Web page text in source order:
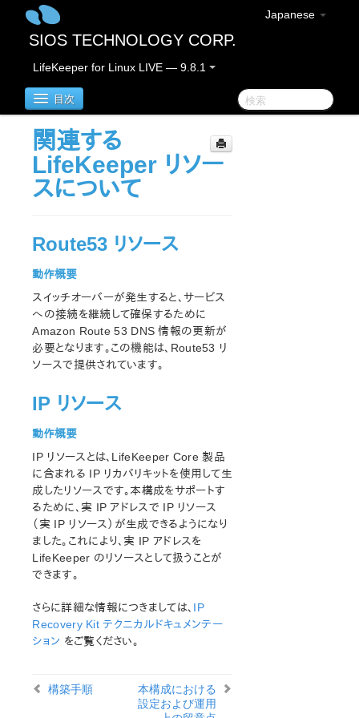
Japanese
SIOS TECHNOLOGY CORP.
LifeKeeper for Linux LIVE — 9.8.1
目次
LifeKeeper for Linux
LifeKeeper for Linux リリースノート
新機能
バグの修正 / Hotfixes
LifeKeeperコンポーネント
システム要件
ストレージとアダプタのオプション
オープンソースパッケージ
テクニカルノート
LifeKeeper for Linux スタートアップガイド
LifeKeeper for Linux インストレーションガイド
LifeKeeper ソフトウェアのパッケージ
LifeKeeper 環境のプランニング
LifeKeeper 環境のセットアップ
LifeKeeperソフトウェアのインストール
LifeKeeper インストールの確認
LifeKeeperのアップデート
LifeKeeper を使用したノードの OS / カーネルのアップデ
LifeKeeper for Linux テクニカルドキュメンテーション
関連する
LifeKeeper リソー
スについて
Route53 リソース
動作概要
スイッチオーバーが発生すると、サービス
への接続を継続して確保するために
Amazon Route 53 DNS 情報の更新が
必要となります。この機能は、Route53 リ
ソースで提供されています。
IP リソース
動作概要
IP リソースとは、LifeKeeper Core 製品
に含まれる IP リカバリキットを使用して生
成したリソースです。本構成をサポートす
るために、実 IP アドレスで IP リソース
（実 IP リソース）が生成できるようになり
ました。これにより、実 IP アドレスを
LifeKeeper のリソースとして扱うことが
できます。
さらに詳細な情報につきましては、 IP
Recovery Kit テクニカルドキュメンテー
ション をご覧ください。
構築手順
本構成における
設定および運⽤